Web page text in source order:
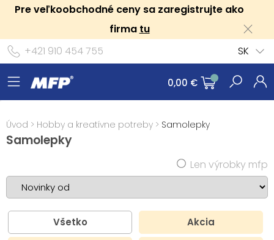
Pre veľkoobchodné ceny sa zaregistrujte ako
firma tu
+421 910 454 755
SK
0,00 €
Úvod > Hobby a kreatívne potreby > Samolepky
Samolepky
Len výrobky mfp
Všetko Akcia